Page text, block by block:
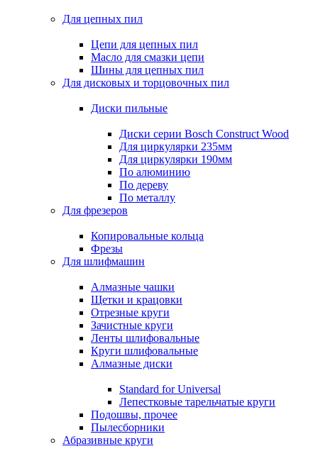
Для цепных пил
Цепи для цепных пил
Масло для смазки цепи
Шины для цепных пил
Для дисковых и торцовочных пил
Диски пильные
Диски серии Bosch Construct Wood
Для циркулярки 235мм
Для циркулярки 190мм
По алюминию
По дереву
По металлу
Для фрезеров
Копировальные кольца
Фрезы
Для шлифмашин
Алмазные чашки
Щетки и крацовки
Отрезные круги
Зачистные круги
Ленты шлифовальные
Круги шлифовальные
Алмазные диски
Standard for Universal
Лепестковые тарельчатые круги
Подошвы, прочее
Пылесборники
Абразивные круги